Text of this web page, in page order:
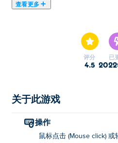
查看更多
评分
4.5
已
关于此游戏
操作
鼠标点击 (Mouse click) 或